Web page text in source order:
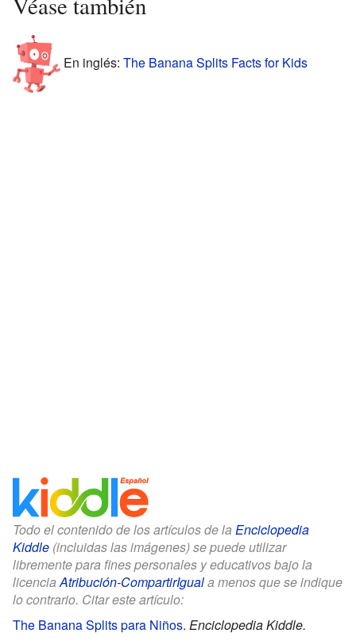
En inglés: The Banana Splits Facts for Kids
Todo el contenido de los artículos de la Enciclopedia
Kiddle (incluidas las imágenes) se puede utilizar
libremente para fines personales y educativos bajo la
licenciaAtribución-CompartirIguala menos que se indique
lo contrario. Citar este artículo:
The Banana Splits para Niños. Enciclopedia Kiddle.